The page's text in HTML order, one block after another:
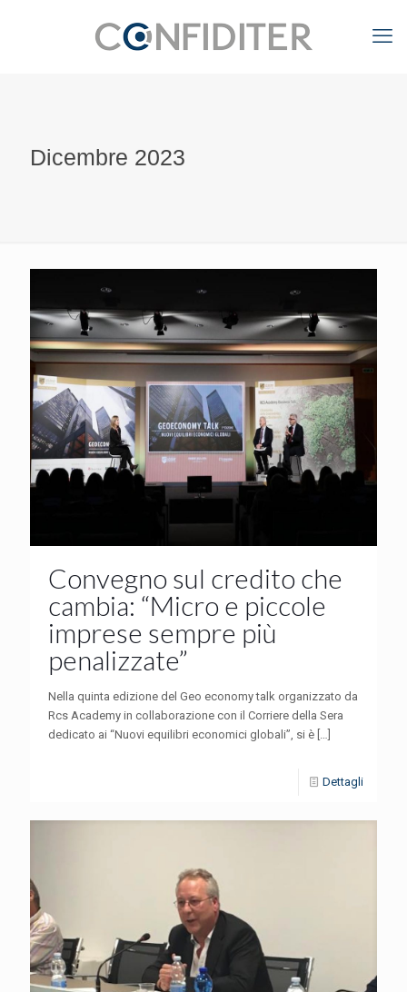
Dicembre 2023
Convegno sul credito che
cambia: “Micro e piccole
imprese sempre più
penalizzate”
Nella quinta edizione del Geo economy talk organizzato da
Rcs Academy in collaborazione con il Corriere della Sera
dedicato ai “Nuovi equilibri economici globali”, si è
Dettagli